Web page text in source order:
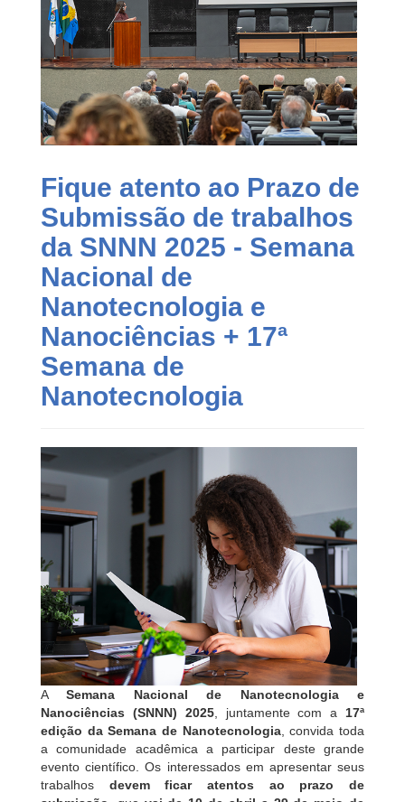
Fique atento ao Prazo de
Submissão de trabalhos
da SNNN 2025 - Semana
Nacional de
Nanotecnologia e
Nanociências + 17ª
Semana de
Nanotecnologia
ASemana Nacional de Nanotecnologia e
Nanociências (SNNN) 2025, juntamente com a17ª
edição da Semana de Nanotecnologia, convida toda
a comunidade acadêmica a participar deste grande
evento científico. Os interessados em apresentar seus
trabalhos devem ficar atentos ao prazo de